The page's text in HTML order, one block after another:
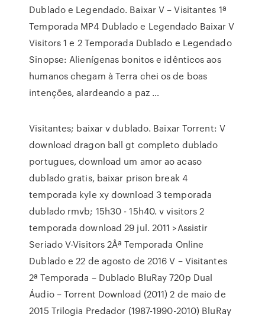
Dublado e Legendado. Baixar V – Visitantes 1ª
Temporada MP4 Dublado e Legendado Baixar V
Visitors 1 e 2 Temporada Dublado e Legendado
Sinopse: Alienígenas bonitos e idênticos aos
humanos chegam à Terra chei os de boas
intenções, alardeando a paz …
Visitantes; baixar v dublado. Baixar Torrent: V
download dragon ball gt completo dublado
portugues, download um amor ao acaso
dublado gratis, baixar prison break 4
temporada kyle xy download 3 temporada
dublado rmvb; 15h30 - 15h40. v visitors 2
temporada download 29 jul. 2011 >Assistir
Seriado V-Visitors 2Âª Temporada Online
Dublado e 22 de agosto de 2016 V – Visitantes
2ª Temporada – Dublado BluRay 720p Dual
Áudio – Torrent Download (2011) 2 de maio de
2015 Trilogia Predador (1987-1990-2010) BluRay